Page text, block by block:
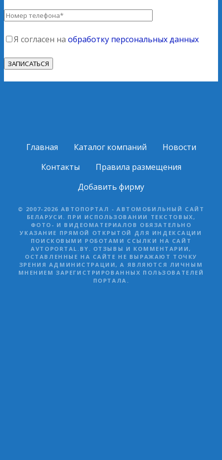
Я согласен на обработку персональных данных
Главная Каталог компаний
Новости
Контакты
Правила размещения
Добавить фирму
© 2007-2026 АВТОПОРТАЛ - АВТОМОБИЛЬНЫЙ САЙТ
БЕЛАРУСИ. ПРИ ИСПОЛЬЗОВАНИИ ТЕКСТОВЫХ,
ФОТО- И ВИДЕОМАТЕРИАЛОВ ОБЯЗАТЕЛЬНО
УКАЗАНИЕ ПРЯМОЙ ОТКРЫТОЙ ДЛЯ ИНДЕКСАЦИИ
ПОИСКОВЫМИ РОБОТАМИ ССЫЛКИ НА САЙТ
AVTOPORTAL.BY. ОТЗЫВЫ И КОММЕНТАРИИ,
ОСТАВЛЕННЫЕ НА САЙТЕ НЕ ВЫРАЖАЮТ ТОЧКУ
ЗРЕНИЯ АДМИНИСТРАЦИИ, А ЯВЛЯЮТСЯ ЛИЧНЫМ
МНЕНИЕМ ЗАРЕГИСТРИРОВАННЫХ ПОЛЬЗОВАТЕЛЕЙ
ПОРТАЛА.